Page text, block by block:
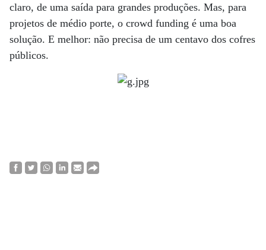
claro, de uma saída para grandes produções. Mas, para
projetos de médio porte, o crowd funding é uma boa
solução. E melhor: não precisa de um centavo dos cofres
públicos.